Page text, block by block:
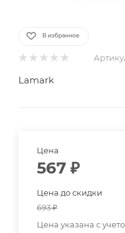
В избранное
Lamark
Цена
567 ₽
Цена до скидки
693₽
Цена указана с